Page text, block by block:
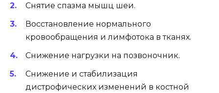
Снятие спазма мышц шеи.
Восстановление нормального
кровообращения и лимфотока в тканях.
Снижение нагрузки на позвоночник.
Снижение и стабилизация
дистрофических изменений в костной